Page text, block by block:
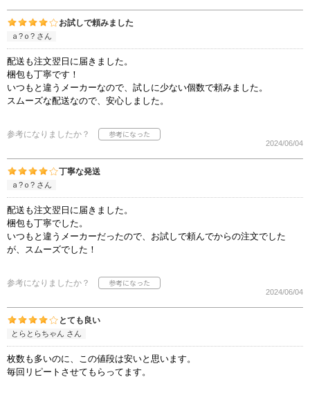
お試しで頼みました
ａ?ｏ? さん
配送も注文翌日に届きました。
梱包も丁寧です！
いつもと違うメーカーなので、試しに少ない個数で頼みました。
スムーズな配送なので、安心しました。
参考になりましたか？
2024/06/04
丁寧な発送
ａ?ｏ? さん
配送も注文翌日に届きました。
梱包も丁寧でした。
いつもと違うメーカーだったので、お試しで頼んでからの注文でした
が、スムーズでした！
参考になりましたか？
2024/06/04
とても良い
とらとらちゃん さん
枚数も多いのに、この値段は安いと思います。
毎回リピートさせてもらってます。